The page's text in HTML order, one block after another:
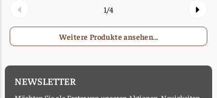
1/4
Weitere Produkte ansehen...
NEWSLETTER